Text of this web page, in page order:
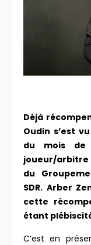
Déjà
Oudin s’est
du mois de
joueur/
du
SDR. Arber
cette
étant
C’est en